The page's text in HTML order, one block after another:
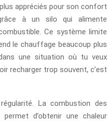
appréciés pour son confort
à un silo qui alimente
Ce système limite
le chauffage beaucoup plus
une situation où tu veux
recharger trop souvent, c’est
La combustion des
d’obtenir une chaleur